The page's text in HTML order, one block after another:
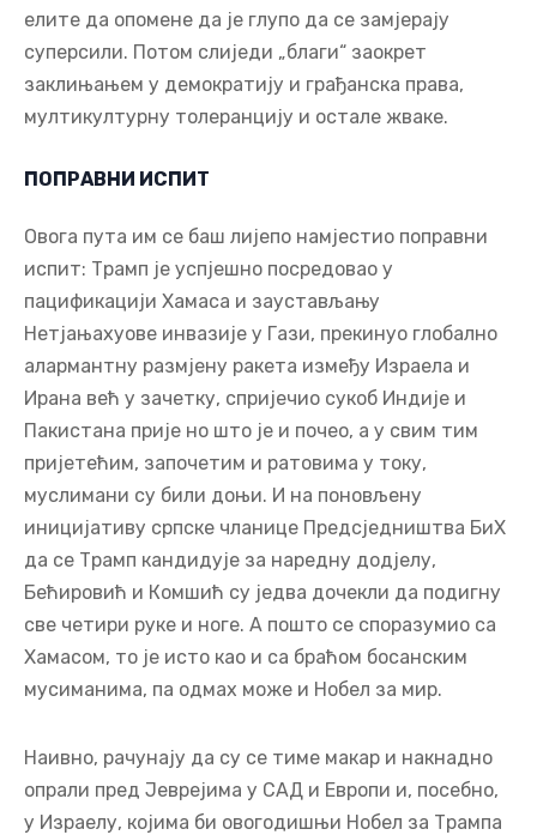
елите да опомене да је глупо да се замјерају
суперсили. Потом слиједи „благи“ заокрет
заклињањем у демократију и грађанска права,
мултикултурну толеранцију и остале жваке.
ПОПРАВНИ ИСПИТ
Овога пута им се баш лијепо намјестио поправни
испит: Трамп је успјешно посредовао у
пацификацији Хамаса и заустављању
Нетјањахуове инвазије у Гази, прекинуо глобално
алармантну размјену ракета између Израела и
Ирана већ у зачетку, спријечио сукоб Индије и
Пакистана прије но што је и почео, а у свим тим
пријетећим, започетим и ратовима у току,
муслимани су били доњи. И на поновљену
иницијативу српске чланице Предсједништва БиХ
да се Трамп кандидује за наредну додјелу,
Бећировић и Комшић су једва дочекли да подигну
све четири руке и ноге. А пошто се споразумио са
Хамасом, то је исто као и са браћом босанским
мусиманима, па одмах може и Нобел за мир.
Наивно, рачунају да су се тиме макар и накнадно
опрали пред Јеврејима у САД и Европи и, посебно,
у Израелу, којима би овогодишњи Нобел за Трампа